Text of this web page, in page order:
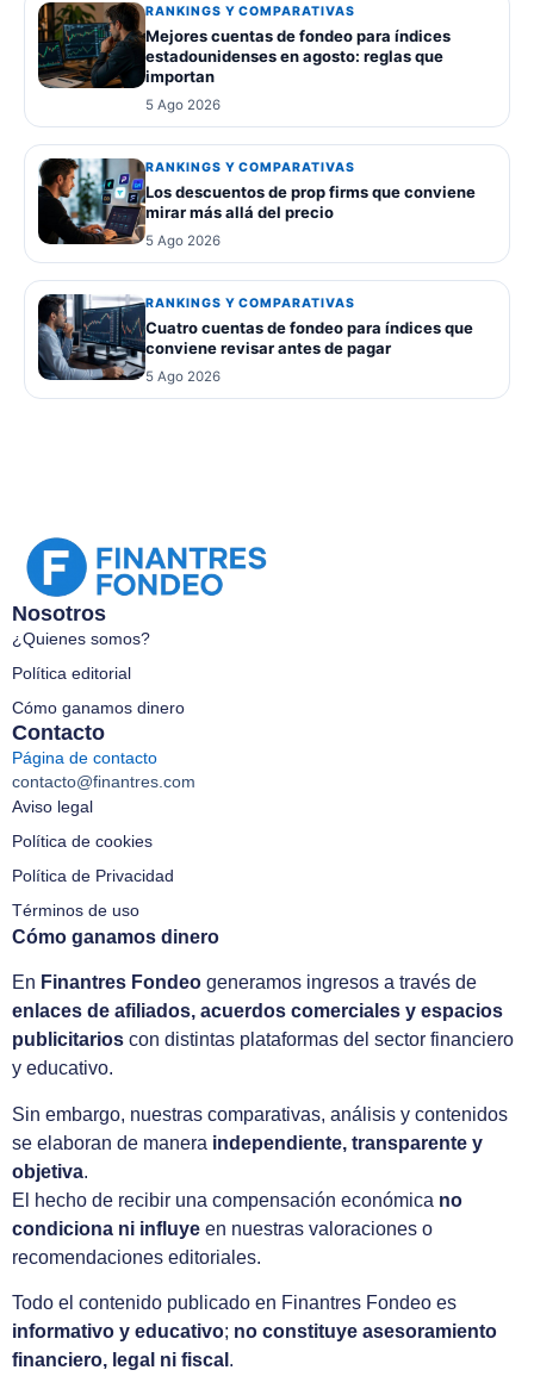
RANKINGS Y COMPARATIVAS
Mejores cuentas de fondeo para índices
estadounidenses en agosto: reglas que
importan
5 Ago 2026
RANKINGS Y COMPARATIVAS
Los descuentos de prop firms que conviene
mirar más allá del precio
5 Ago 2026
RANKINGS Y COMPARATIVAS
Cuatro cuentas de fondeo para índices que
conviene revisar antes de pagar
5 Ago 2026
Nosotros
¿Quienes somos?
Política editorial
Cómo ganamos dinero
Contacto
Página de contacto
contacto@finantres.com
Aviso legal
Política de cookies
Política de Privacidad
Términos de uso
Cómo ganamos dinero
En Finantres Fondeo generamos ingresos a través de
enlaces de afiliados, acuerdos comerciales y espacios
publicitarios con distintas plataformas del sector financiero
y educativo.
Sin embargo, nuestras comparativas, análisis y contenidos
se elaboran de manera independiente, transparente y
objetiva.
El hecho de recibir una compensación económica no
condiciona ni influye en nuestras valoraciones o
recomendaciones editoriales.
Todo el contenido publicado en Finantres Fondeo es
informativo y educativo; no constituye asesoramiento
financiero, legal ni fiscal .